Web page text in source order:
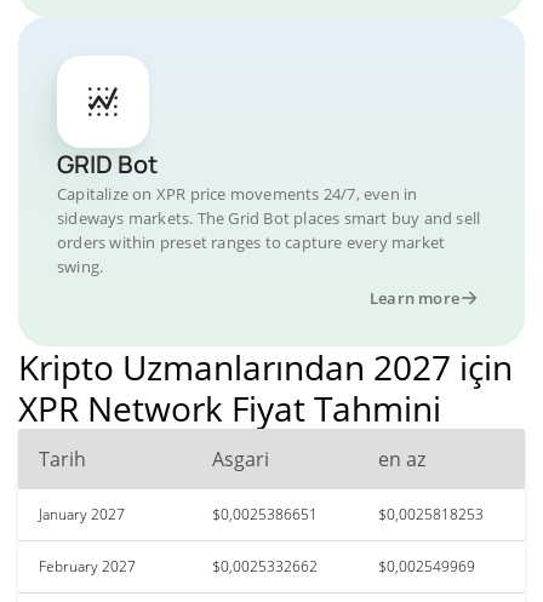
GRID Bot
Capitalize on XPR price movements 24/7, even in
sideways markets. The Grid Bot places smart buy and sell
orders within preset ranges to capture every market
swing.
Learn more
Kripto Uzmanlarından 2027 için
XPR Network Fiyat Tahmini
Tarih Asgari en az
January 2027 $0,0025386651 $0,0025818253
February 2027 $0,0025332662 $0,002549969